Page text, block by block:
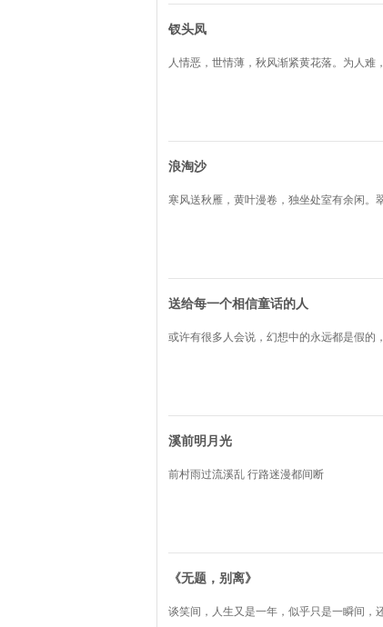
钗头凤
人情恶，世情薄，秋风渐紧黄花落。为人难
浪淘沙
寒风送秋雁，黄叶漫卷，独坐处室有余闲。
送给每一个相信童话的人
或许有很多人会说，幻想中的永远都是假的
溪前明月光
前村雨过流溪乱 行路迷漫都间断
《无题，别离》
谈笑间，人生又是一年，似乎只是一瞬间，